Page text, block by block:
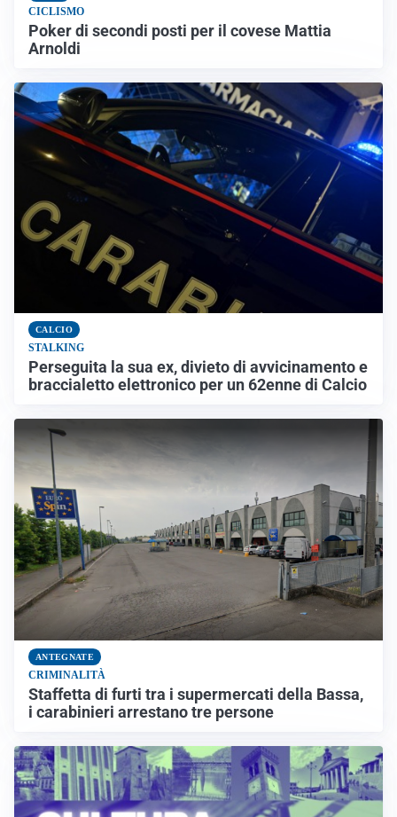
CICLISMO
Poker di secondi posti per il covese Mattia
Arnoldi
CALCIO
STALKING
Perseguita la sua ex, divieto di avvicinamento e
braccialetto elettronico per un 62enne di Calcio
ANTEGNATE
CRIMINALITÀ
Staffetta di furti tra i supermercati della Bassa,
i carabinieri arrestano tre persone